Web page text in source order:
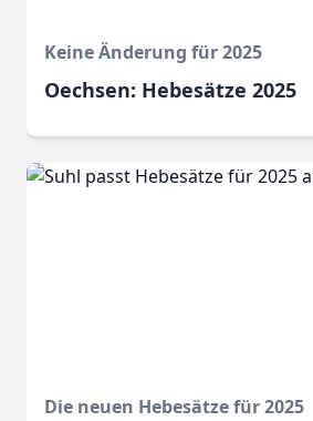
Keine Änderung für 2025
Oechsen: Hebesätze 2025
Die neuen Hebesätze für 2025